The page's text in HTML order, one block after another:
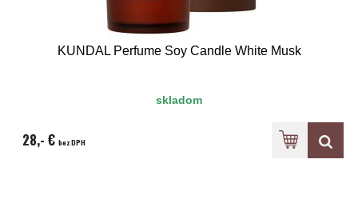
KUNDAL Perfume Soy Candle White Musk
skladom
28,- € bez DPH